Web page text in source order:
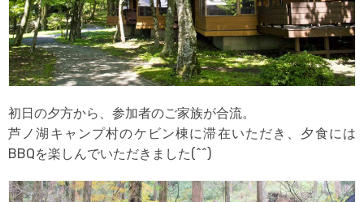
初日の夕方から、参加者のご家族が合流。
芦ノ湖キャンプ村のケビン棟に滞在いただき、夕食には
BBQを楽しんでいただきました(^^)